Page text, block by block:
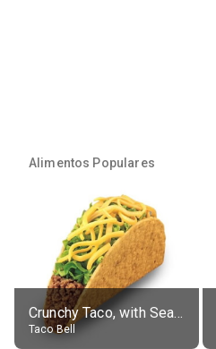
Alimentos Populares
Crunchy Taco, with Seasoned Beef
Taco Bell